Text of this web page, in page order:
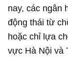
nay, các ngân
động thái từ
hoặc chỉ lựa
vực Hà Nội và